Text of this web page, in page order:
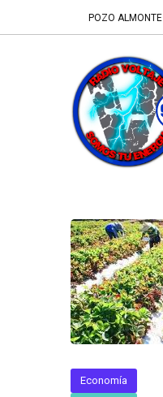
POZO ALMONTE
Economía